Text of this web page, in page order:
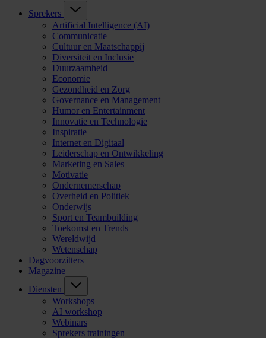
Sprekers
Artificial Intelligence (AI)
Communicatie
Cultuur en Maatschappij
Diversiteit en Inclusie
Duurzaamheid
Economie
Gezondheid en Zorg
Governance en Management
Humor en Entertainment
Innovatie en Technologie
Inspiratie
Internet en Digitaal
Leiderschap en Ontwikkeling
Marketing en Sales
Motivatie
Ondernemerschap
Overheid en Politiek
Onderwijs
Sport en Teambuilding
Toekomst en Trends
Wereldwijd
Wetenschap
Dagvoorzitters
Magazine
Diensten
Workshops
AI workshop
Webinars
Sprekers trainingen